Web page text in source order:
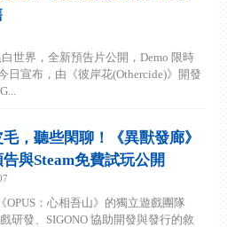
世界，全新預告片公開，Demo 限時
日宣布，由《彼岸花(Othercide)》開發
，聽些閑聊！《異獸發廊》
與Steam免費試玩公開
OPUS：心相吾山》的獨立遊戲團隊
研發、SIGONO 協助開發與發行的敘